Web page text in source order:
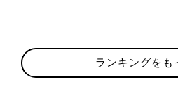
ランキングをも